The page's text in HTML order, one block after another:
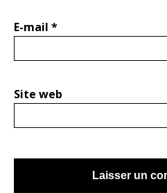
E-mail *
Site web